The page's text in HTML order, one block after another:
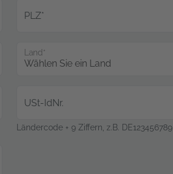
PLZ*
Land*
USt-IdNr.
Ländercode + 9 Ziffern, z.B. DE123456789